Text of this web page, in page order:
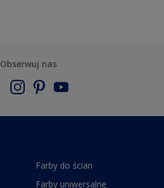
Obserwuj nas
Farby do ścian
Farby uniwersalne